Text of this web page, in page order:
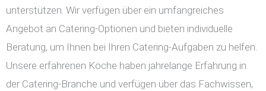
unterstützen. Wir verfügen über ein umfangreiches
Angebot an Catering-Optionen und bieten individuelle
Beratung, um Ihnen bei Ihren Catering-Aufgaben zu helfen.
Unsere erfahrenen Köche haben jahrelange Erfahrung in
der Catering-Branche und verfügen über das Fachwissen,